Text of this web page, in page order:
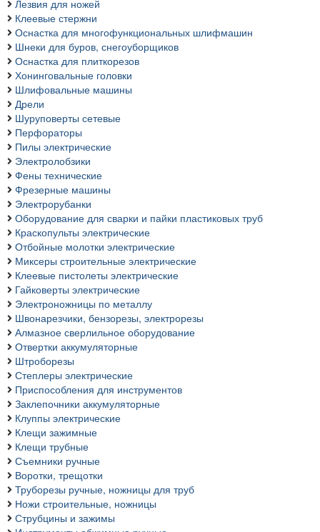
Лезвия для ножей
Клеевые стержни
Оснастка для многофункциональных шлифмашин
Шнеки для буров, снегоуборщиков
Оснастка для плиткорезов
Хонинговальные головки
Шлифовальные машины
Дрели
Шуруповерты сетевые
Перфораторы
Пилы электрические
Электролобзики
Фены технические
Фрезерные машины
Электрорубанки
Оборудование для сварки и пайки пластиковых труб
Краскопульты электрические
Отбойные молотки электрические
Миксеры строительные электрические
Клеевые пистолеты электрические
Гайковерты электрические
Электроножницы по металлу
Швонарезчики, бензорезы, электрорезы
Алмазное сверлильное оборудование
Отвертки аккумуляторные
Штроборезы
Степлеры электрические
Приспособления для инструментов
Заклепочники аккумуляторные
Клуппы электрические
Клещи зажимные
Клещи трубные
Съемники ручные
Воротки, трещотки
Труборезы ручные, ножницы для труб
Ножи строительные, ножницы
Струбцины и зажимы